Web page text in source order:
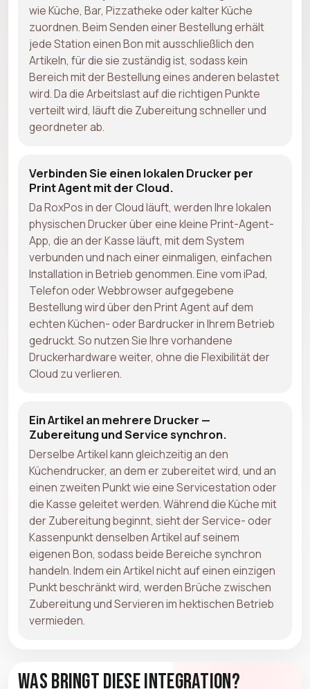
wie Küche, Bar, Pizzatheke oder kalter Küche
zuordnen. Beim Senden einer Bestellung erhält
jede Station einen Bon mit ausschließlich den
Artikeln, für die sie zuständig ist, sodass kein
Bereich mit der Bestellung eines anderen belastet
wird. Da die Arbeitslast auf die richtigen Punkte
verteilt wird, läuft die Zubereitung schneller und
geordneter ab.
Verbinden Sie einen lokalen Drucker per
Print Agent mit der Cloud.
Da RoxPos in der Cloud läuft, werden Ihre lokalen
physischen Drucker über eine kleine Print-Agent-
App, die an der Kasse läuft, mit dem System
verbunden und nach einer einmaligen, einfachen
Installation in Betrieb genommen. Eine vom iPad,
Telefon oder Webbrowser aufgegebene
Bestellung wird über den Print Agent auf dem
echten Küchen- oder Bardrucker in Ihrem Betrieb
gedruckt. So nutzen Sie Ihre vorhandene
Druckerhardware weiter, ohne die Flexibilität der
Cloud zu verlieren.
Ein Artikel an mehrere Drucker —
Zubereitung und Service synchron.
Derselbe Artikel kann gleichzeitig an den
Küchendrucker, an dem er zubereitet wird, und an
einen zweiten Punkt wie eine Servicestation oder
die Kasse geleitet werden. Während die Küche mit
der Zubereitung beginnt, sieht der Service- oder
Kassenpunkt denselben Artikel auf seinem
eigenen Bon, sodass beide Bereiche synchron
handeln. Indem ein Artikel nicht auf einen einzigen
Punkt beschränkt wird, werden Brüche zwischen
Zubereitung und Servieren im hektischen Betrieb
vermieden.
Was bringt diese Integration?